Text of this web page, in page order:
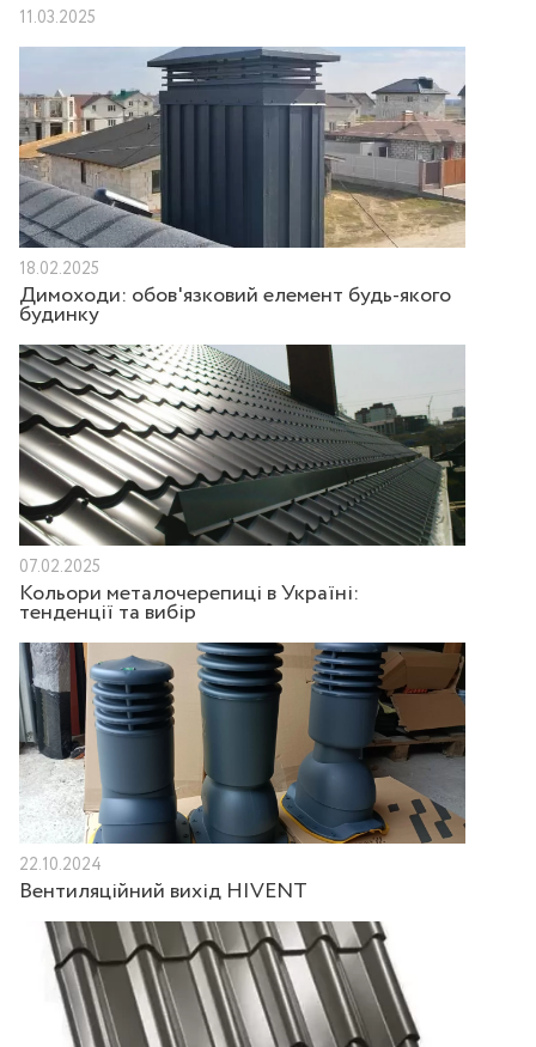
11.03.2025
18.02.2025
Димоходи: обов'язковий елемент будь-якого
будинку
07.02.2025
Кольори металочерепиці в Україні:
тенденції та вибір
22.10.2024
Вентиляційний вихід HIVENT